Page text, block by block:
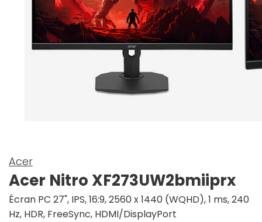
Acer
Acer Nitro XF273UW2bmiiprx
Écran PC 27", IPS, 16:9, 2560 x 1440 (WQHD), 1 ms, 240
Hz, HDR, FreeSync, HDMI/DisplayPort